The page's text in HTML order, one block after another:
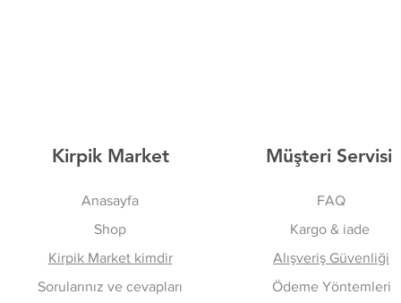
Kirpik Market
Anasayfa
Shop
Kirpik Market kimdir
Sorularınız ve cevapları
Müşteri Servisi
FAQ
Kargo & iade
Alışveriş Güvenliği
Ödeme Yöntemleri